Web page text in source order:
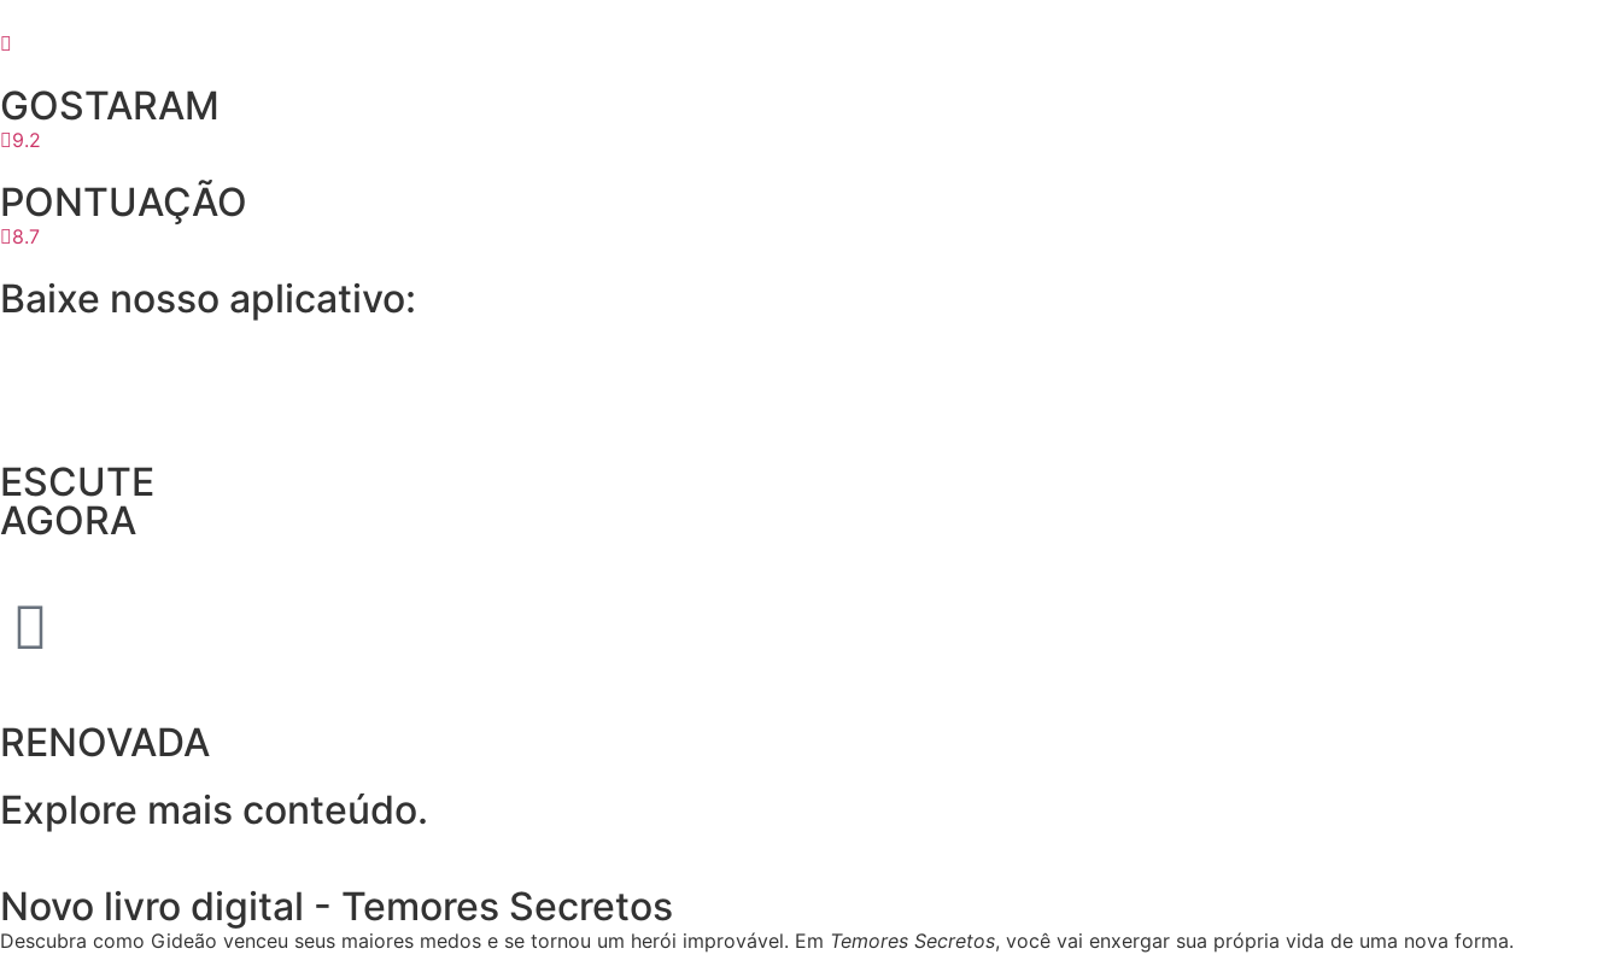
GOSTARAM
9.2
PONTUAÇÃO
8.7
Baixe nosso aplicativo:
ESCUTE
AGORA
RENOVADA
Explore mais conteúdo.
Novo livro digital - Temores Secretos
Descubra como Gideão venceu seus maiores medos e se tornou um herói improvável. Em Temores Secretos, você vai enxergar sua própria vida de uma nova forma.